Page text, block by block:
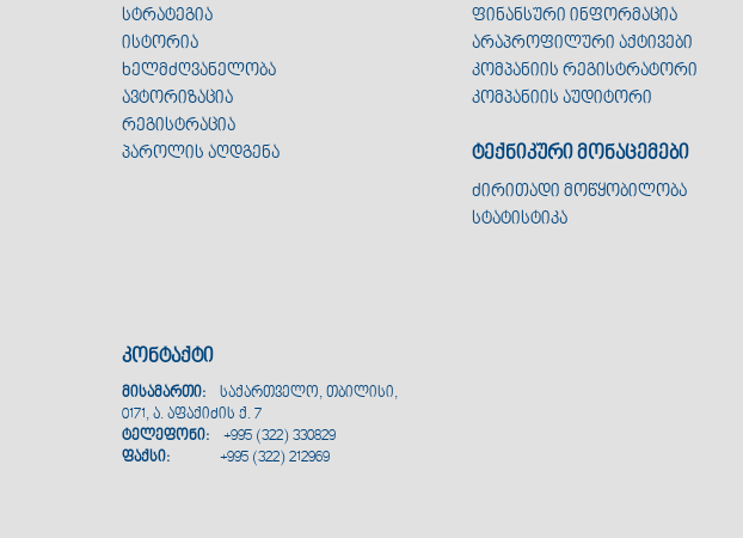
სტრატეგია
ისტორია
ხელმძღვანელობა
ავტორიზაცია
რეგისტრაცია
პაროლის აღდგენა
ფინანსური ინფორმაცია
არაპროფილური აქტივები
კომპანიის რეგისტრატორი
კომპანიის აუდიტორი
ტექნიკური მონაცემები
ძირითადი მოწყობილობა
სტატისტიკა
კონტაქტი
მისამართი:
საქართველო, თბილისი,
0171, ა. აფაქიძის ქ. 7
ტელეფონი: +995 (322) 330829
ფაქსი:
+995 (322) 212969